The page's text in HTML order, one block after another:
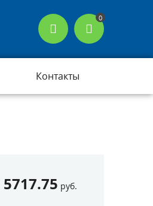
0
Контакты
5717.75 руб.